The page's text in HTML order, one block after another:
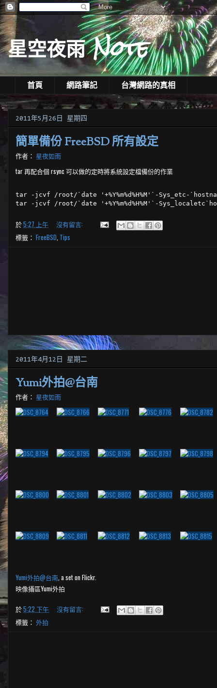
星空夜雨 Note
首頁 網路筆記 台灣網路的真相
2011年5月26日 星期四
簡單備份 FreeBSD 所有設定
作者： 星夜如雨
tar 再配合個 rsync 可以做的定時將系統設定檔備份的作業
tar -jcvf /root/`date '+%Y%m%d%H%M'`-Sys_etc-
tar -jcvf /root/`date '+%Y%m%d%H%M'`-
於5:27 上午
沒有留言:
標籤： FreeBSD, Tips
2011年4月12日 星期二
Yumi外拍@台南
作者： 星夜如雨
Yumi外拍@台南, a set on Flickr.
映像攝區Yumi外拍
於5:22 下午
沒有留言:
標籤： 外拍